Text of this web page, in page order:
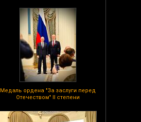
Медаль ордена "За заслуги перед
Отечеством" II степени